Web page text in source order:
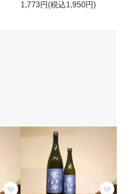
1,773円(税込1,950円)